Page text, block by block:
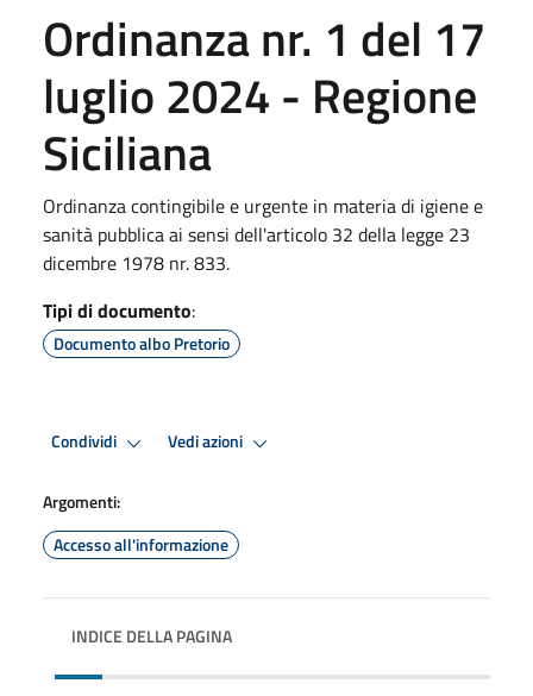
Ordinanza nr. 1 del 17
luglio 2024 - Regione
Siciliana
Ordinanza contingibile e urgente in materia di igiene e
sanità pubblica ai sensi dell'articolo 32 della legge 23
dicembre 1978 nr. 833.
Tipi di documento:
Documento albo Pretorio
Condividi Vedi azioni
Argomenti:
Accesso all'informazione
INDICE DELLA PAGINA